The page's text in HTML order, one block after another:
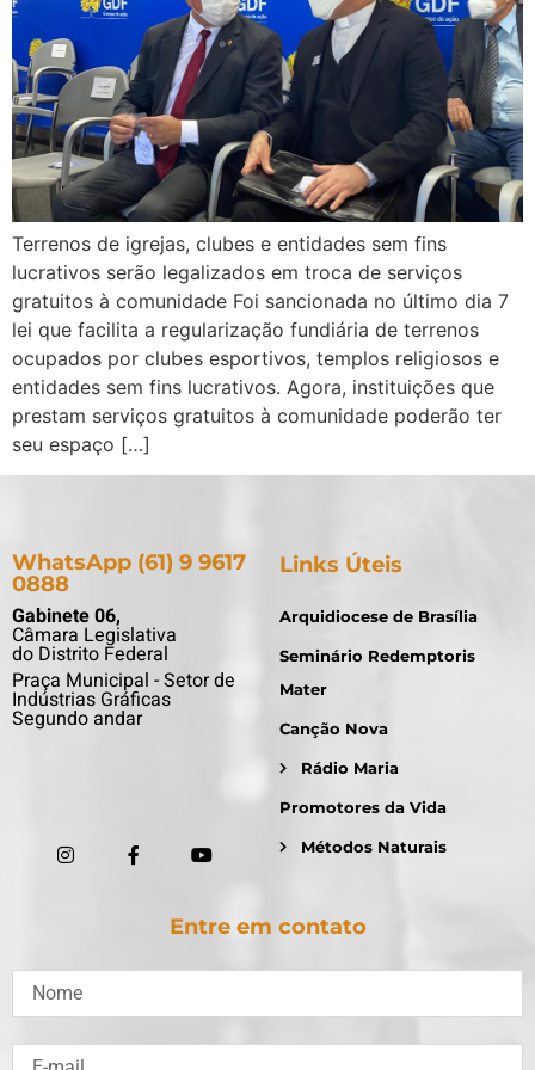
Terrenos de igrejas, clubes e entidades sem fins
lucrativos serão legalizados em troca de serviços
gratuitos à comunidade Foi sancionada no último dia 7
lei que facilita a regularização fundiária de terrenos
ocupados por clubes esportivos, templos religiosos e
entidades sem fins lucrativos. Agora, instituições que
prestam serviços gratuitos à comunidade poderão ter
seu espaço […]
WhatsApp (61) 9 9617
0888
Gabinete 06,
Câmara Legislativa
do Distrito Federal
Praça Municipal - Setor de
Indústrias Gráficas
Segundo andar
Links Úteis
Arquidiocese de Brasília
Seminário Redemptoris
Mater
Canção Nova
Rádio Maria
Promotores da Vida
Métodos Naturais
Entre em contato